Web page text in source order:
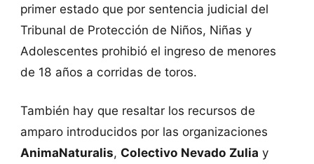
primer estado que por sentencia judicial del
Tribunal de Protección de Niños, Niñas y
Adolescentes prohibió el ingreso de menores
de 18 años a corridas de toros.
También hay que resaltar los recursos de
amparo introducidos por las organizaciones
AnimaNaturalis, Colectivo Nevado Zulia y